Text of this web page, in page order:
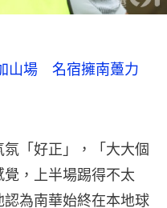
山場 名宿擁南躉力
「好正」，「大大個
，上半場踢得不太
為南華始終在本地球